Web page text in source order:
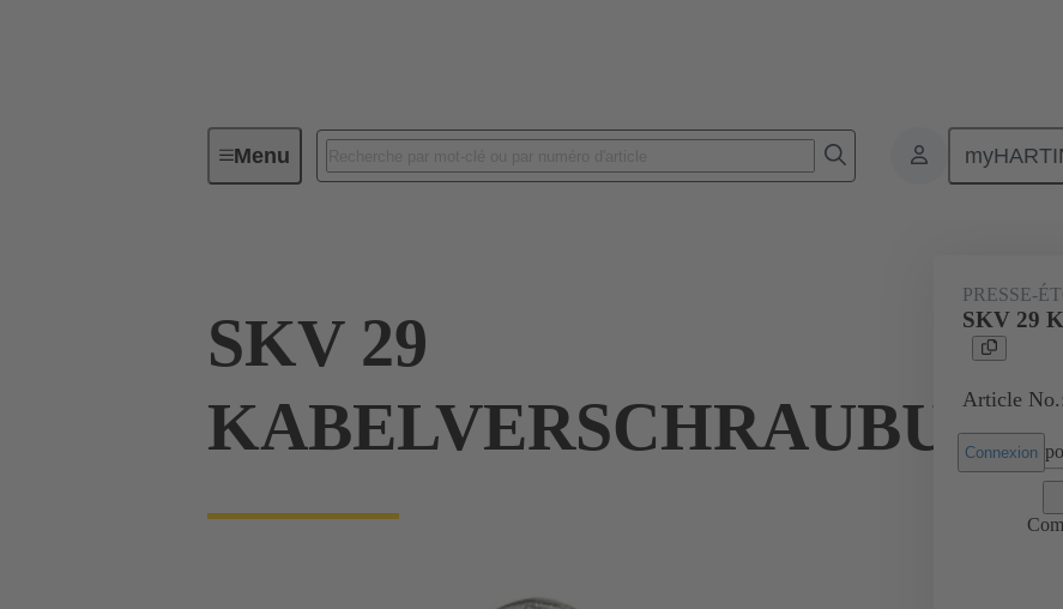
MenuConnecteurs industriels / Han® Accessoires Presse-
SKV 29
KABELVERSCHRAUBUNG
PRESSE-
SKV 29
Article
Connexion